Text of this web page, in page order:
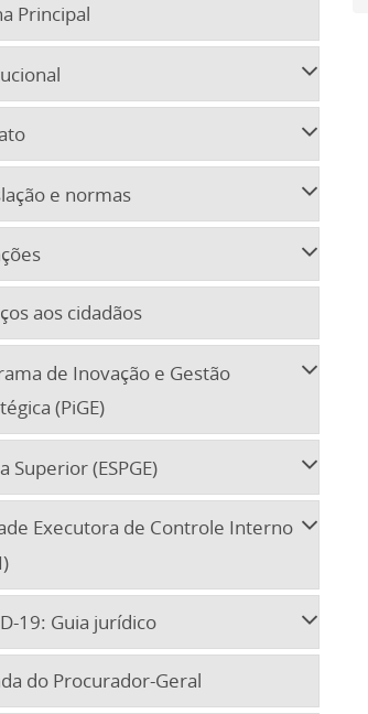
Principal
e normas
aos cidadãos
de Inovação e Gestão
(PiGE)
Superior (ESPGE)
Executora de Controle Interno
19: Guia jurídico
do Procurador-Geral